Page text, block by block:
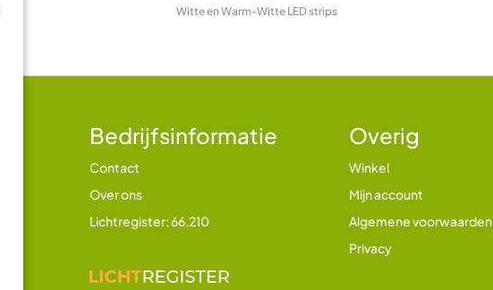
Witte en Warm-Witte LED strips
Bedrijfsinformatie
Contact
Over ons
Lichtregister: 66.210
Overig
Winkel
Mijn account
Algemene voorwaarden
Privacy